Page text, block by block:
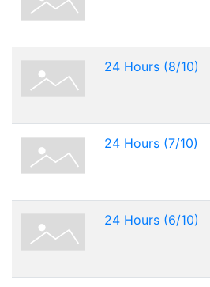
24 Hours (8/10)
24 Hours (7/10)
24 Hours (6/10)